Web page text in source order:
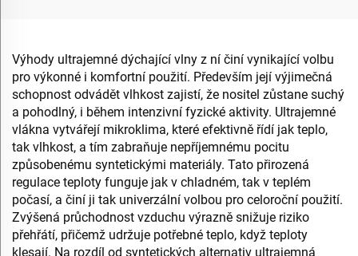
Výhody ultrajemné dýchající vlny z ní činí vynikající volbu
pro výkonné i komfortní použití. Především její výjimečná
schopnost odvádět vlhkost zajistí, že nositel zůstane suchý
a pohodlný, i během intenzivní fyzické aktivity. Ultrajemné
vlákna vytvářejí mikroklima, které efektivně řídí jak teplo,
tak vlhkost, a tím zabraňuje nepříjemnému pocitu
způsobenému syntetickými materiály. Tato přirozená
regulace teploty funguje jak v chladném, tak v teplém
počasí, a činí ji tak univerzální volbou pro celoroční použití.
Zvýšená průchodnost vzduchu výrazně snižuje riziko
přehřátí, přičemž udržuje potřebné teplo, když teploty
klesají. Na rozdíl od syntetických alternativ ultrajemná